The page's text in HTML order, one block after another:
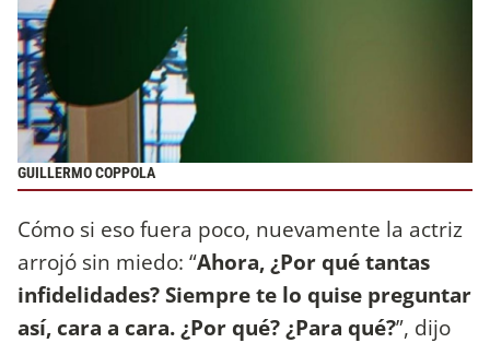
GUILLERMO COPPOLA
Cómo si eso fuera poco, nuevamente la actriz
arrojó sin miedo: “Ahora, ¿Por qué tantas
infidelidades? Siempre te lo quise preguntar
así, cara a cara. ¿Por qué? ¿Para qué?”, dijo